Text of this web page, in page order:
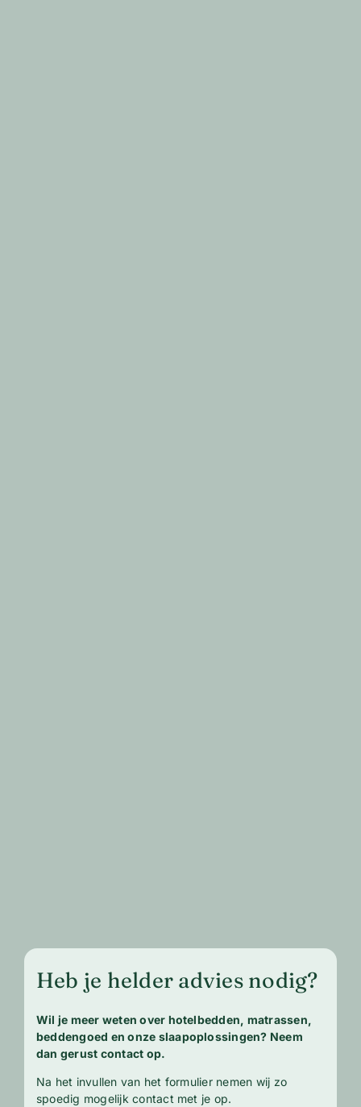
Heb je helder advies nodig?
Wil je meer weten over hotelbedden, matrassen,
beddengoed en onze slaapoplossingen? Neem
dan gerust contact op.
Na het invullen van het formulier nemen wij zo
spoedig mogelijk contact met je op.